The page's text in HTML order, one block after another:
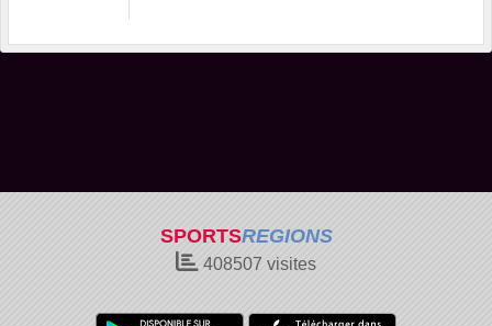
SPORTSREGIONS
408507 visites